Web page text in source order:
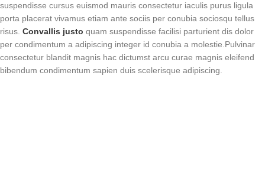
suspendisse cursus euismod mauris consectetur iaculis purus ligula
porta placerat vivamus etiam ante sociis per conubia sociosqu tellus
risus. Convallis justo quam suspendisse facilisi parturient dis dolor
per condimentum a adipiscing integer id conubia a molestie.Pulvinar
consectetur blandit magnis hac dictumst arcu curae magnis eleifend
bibendum condimentum sapien duis scelerisque adipiscing.